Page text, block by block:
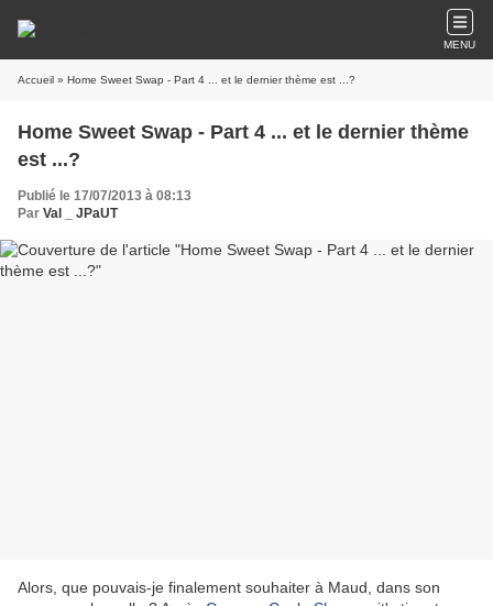
MENU
Accueil » Home Sweet Swap - Part 4 ... et le dernier thème est ...?
Home Sweet Swap - Part 4 ... et le dernier thème
est ...?
Publié le 17/07/2013 à 08:13
Par Val _ JPaUT
Alors, que pouvais-je finalement souhaiter à Maud, dans son